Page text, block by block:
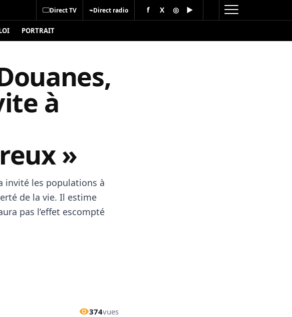
Direct TV ⌁Direct radio f X ◎ ▶
PORTRAIT
à
»
invité les populations à
de la vie. Il estime
pas l’effet escompté
374vues